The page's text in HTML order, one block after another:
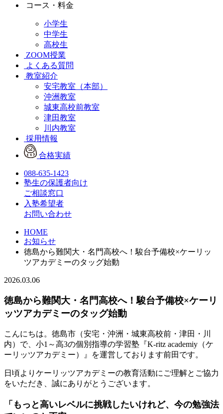
コース・料金
小学生
中学生
高校生
ZOOM授業
よくある質問
教室紹介
安宅教室（本部）
沖洲教室
城東高校前教室
津田教室
川内教室
採用情報
合格実績
088-635-1423
塾生の保護者向け
ご相談窓口
入塾希望者
お問い合わせ
HOME
お知らせ
徳島から難関大・名門高校へ！駿台予備校×ケーリッ
ツアカデミーのタッグ始動
2026.03.06
徳島から難関大・名門高校へ！駿台予備校×ケーリ
ッツアカデミーのタッグ始動
こんにちは。徳島市（安宅・沖洲・城東高校前・津田・川
内）で、小1～高3の個別指導の学習塾『K-ritz academiy（ケ
ーリッツアカデミー）』を運営しております前田です。
日頃よりケーリッツアカデミーの教育活動にご理解とご協力
をいただき、誠にありがとうございます。
「もっと高いレベルに挑戦したいけれど、今の勉強法